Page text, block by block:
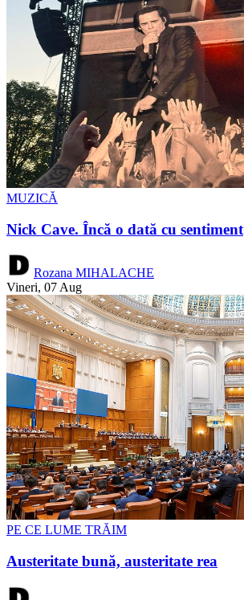
MUZICĂ
Nick Cave. Încă o dată cu sentiment
Rozana MIHALACHE
Vineri, 07 Aug
PE CE LUME TRĂIM
Austeritate bună, austeritate rea